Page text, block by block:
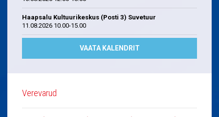
Haapsalu Kultuurikeskus (Posti 3) Suvetuur
11.08.2026 10.00-15.00
VAATA KALENDRIT
Verevarud